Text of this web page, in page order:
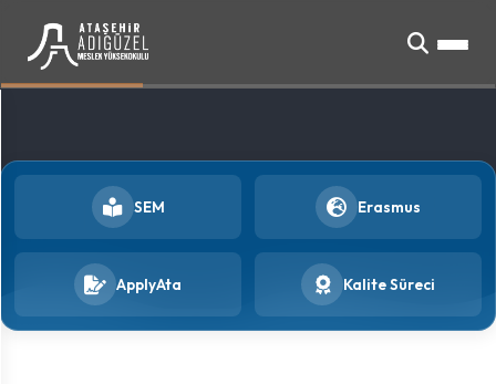
SEM Erasmus
ApplyAta Kalite Süreci